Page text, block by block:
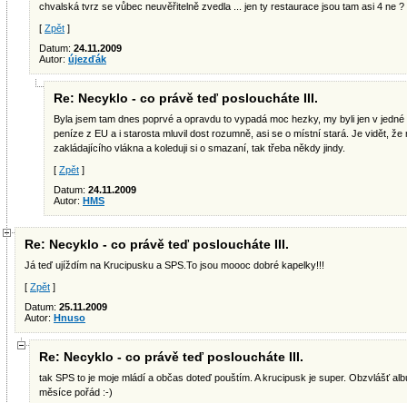
chvalská tvrz se vůbec neuvěřitelně zvedla ... jen ty restaurace jsou tam asi 4 ne ?
[ Zpět ]
Datum: 24.11.2009
Autor: újezďák
Re: Necyklo - co právě teď posloucháte III.
Byla jsem tam dnes poprvé a opravdu to vypadá moc hezky, my byli jen v
peníze z EU a i starosta mluvil dost rozumně, asi se o místní stará. Je vidět, že
zakládajícího vlákna a koleduji si o smazaní, tak třeba někdy jindy.
[ Zpět ]
Datum: 24.11.2009
Autor: HMS
Re: Necyklo - co právě teď posloucháte III.
Já teď ujíždím na Krucipusku a SPS.To jsou moooc dobré kapelky!!!
[ Zpět ]
Datum: 25.11.2009
Autor: Hnuso
Re: Necyklo - co právě teď posloucháte III.
tak SPS to je moje mládí a občas doteď pouštím. A krucipusk je super. Obzvlášť
měsíce pořád :-)